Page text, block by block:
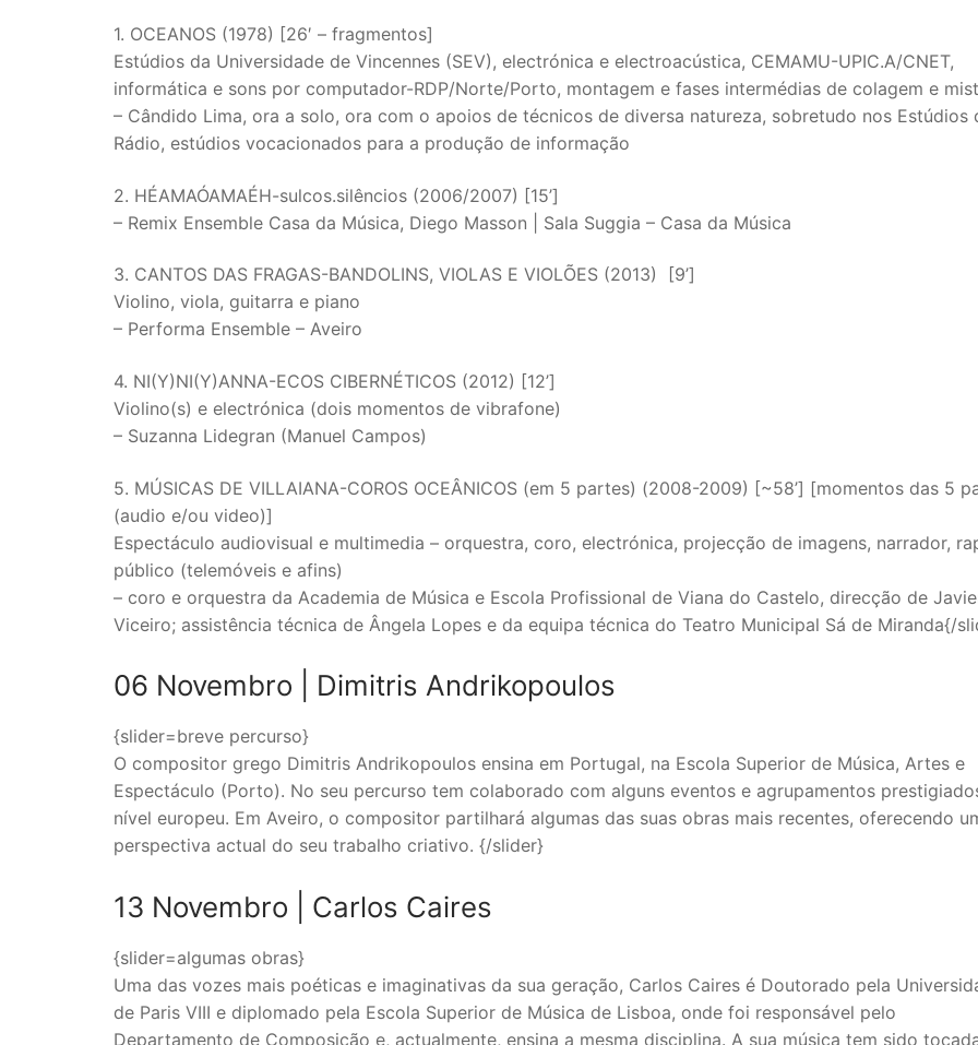
1. OCEANOS (1978) [26′ – fragmentos]
Estúdios da Universidade de Vincennes (SEV), electrónica e electroacústica, CEMAMU-UPIC.A/CNET,
informática e sons por computador-RDP/Norte/Porto, montagem e fases intermédias de colagem e
– Cândido Lima, ora a solo, ora com o apoios de técnicos de diversa natureza, sobretudo nos Estúdios
Rádio, estúdios vocacionados para a produção de informação
2. HÉAMAÓAMAÉH-sulcos.silêncios (2006/2007) [15’]
– Remix Ensemble Casa da Música, Diego Masson | Sala Suggia – Casa da Música
3. CANTOS DAS FRAGAS-BANDOLINS, VIOLAS E VIOLÕES (2013) [9’]
Violino, viola, guitarra e piano
– Performa Ensemble – Aveiro
4. NI(Y)NI(Y)ANNA-ECOS CIBERNÉTICOS (2012) [12’]
Violino(s) e electrónica (dois momentos de vibrafone)
– Suzanna Lidegran (Manuel Campos)
5. MÚSICAS DE VILLAIANA-COROS OCEÂNICOS (em 5 partes) (2008-2009) [~58’] [momentos das 5
(audio e/ou video)]
Espectáculo audiovisual e multimedia – orquestra, coro, electrónica, projecção de imagens, narrador,
público (telemóveis e afins)
– coro e orquestra da Academia de Música e Escola Profissional de Viana do Castelo, direcção de
Viceiro; assistência técnica de Ângela Lopes e da equipa técnica do Teatro Municipal Sá de Miranda{/
06 Novembro | Dimitris Andrikopoulos
{slider=breve percurso}
O compositor grego Dimitris Andrikopoulos ensina em Portugal, na Escola Superior de Música, Artes e
Espectáculo (Porto). No seu percurso tem colaborado com alguns eventos e agrupamentos
nível europeu. Em Aveiro, o compositor partilhará algumas das suas obras mais recentes, oferecendo
perspectiva actual do seu trabalho criativo. {/slider}
13 Novembro | Carlos Caires
{slider=algumas obras}
Uma das vozes mais poéticas e imaginativas da sua geração, Carlos Caires é Doutorado pela
de Paris VIII e diplomado pela Escola Superior de Música de Lisboa, onde foi responsável pelo
Departamento de Composição e, actualmente, ensina a mesma disciplina. A sua música tem sido